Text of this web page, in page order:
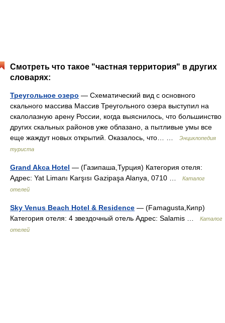
Смотреть что такое "частная территория" в других
словарях:
Треугольное озеро — Схематический вид с основного
скального массива Массив Треугольного озера выступил на
скалолазную арену России, когда выяснилось, что большинство
других скальных районов уже облазано, а пытливые умы все
еще жаждут новых открытий. Оказалось, что… …
Энциклопедия
туриста
Grand Akca Hotel — (Газипаша,Турция) Категория отеля:
Адрес: Yat Limanı Karşısı Gazipaşa Alanya, 0710 …
Каталог
отелей
Sky Venus Beach Hotel & Residence — (Famagusta,Кипр)
Категория отеля: 4 звездочный отель Адрес: Salamis …
Каталог
отелей